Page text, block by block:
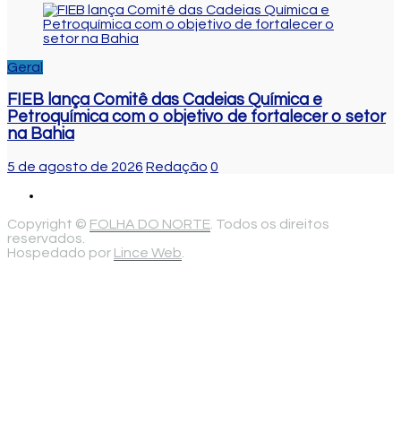
Geral
FIEB lança Comitê das Cadeias Química e
Petroquímica com o objetivo de fortalecer o setor
na Bahia
5 de agosto de 2026 Redação 0
Copyright © FOLHA DO NORTE . Todos os direitos
reservados.
Hospedado por Lince Web